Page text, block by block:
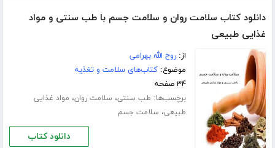
دانلود کتاب سلامت روان و سلامت جسم با طب سنتی و مواد
غذایی طبیعی
از:روح الله بهرامی
موضوع:کتاب‌های سلامت و تغذیه
۳۴ صفحه
برچسب‌ها: طب سنتی، سلامت روان، مواد غذایی
طبیعی، سلامت جسم
دانلود کتاب